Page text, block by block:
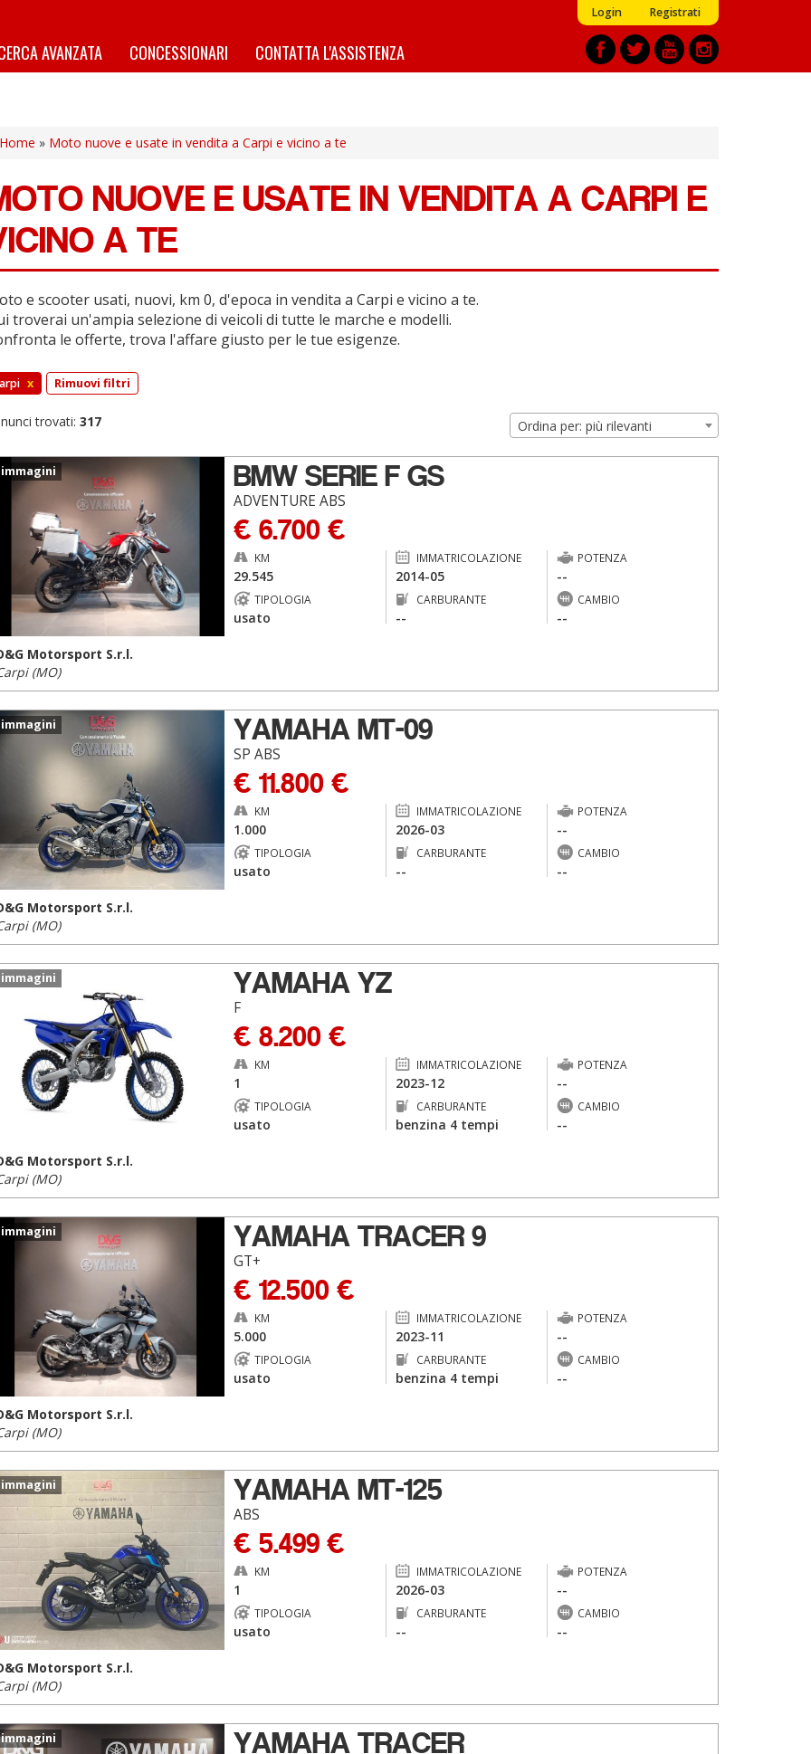
Login Registrati
AVANZATA CONCESSIONARI CONTATTA L'ASSISTENZA
Home » Moto nuove e usate in vendita a Carpi e vicino a te
NUOVE E USATE IN VENDITA A CARPI E
A TE
e scooter usati, nuovi, km 0, d'epoca in vendita a Carpi e vicino a te.
troverai un'ampia selezione di veicoli di tutte le marche e modelli.
le offerte, trova l'affare giusto per le tue esigenze.
x Rimuovi filtri
trovati: 317 Ordina per: più rilevanti
immagini BMW SERIE F GS
ADVENTURE ABS
€ 6.700 €
KM
29.545
IMMATRICOLAZIONE
2014-05
POTENZA
--
TIPOLOGIA
usato
CARBURANTE
--
CAMBIO
--
Motorsport S.r.l.
(MO)
immagini YAMAHA MT-09
SP ABS
€ 11.800 €
KM
1.000
IMMATRICOLAZIONE
2026-03
POTENZA
--
TIPOLOGIA
usato
CARBURANTE
--
CAMBIO
--
Motorsport S.r.l.
(MO)
immagini YAMAHA YZ
F
€ 8.200 €
KM
1
IMMATRICOLAZIONE
2023-12
POTENZA
--
TIPOLOGIA
usato
CARBURANTE
benzina 4 tempi
CAMBIO
--
Motorsport S.r.l.
(MO)
immagini YAMAHA TRACER 9
GT+
€ 12.500 €
KM
5.000
IMMATRICOLAZIONE
2023-11
POTENZA
--
TIPOLOGIA
usato
CARBURANTE
benzina 4 tempi
CAMBIO
--
Motorsport S.r.l.
(MO)
immagini YAMAHA MT-125
ABS
€ 5.499 €
KM
1
IMMATRICOLAZIONE
2026-03
POTENZA
--
TIPOLOGIA
usato
CARBURANTE
--
CAMBIO
--
Motorsport S.r.l.
(MO)
immagini YAMAHA TRACER